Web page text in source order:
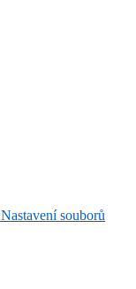
Nastavení souborů